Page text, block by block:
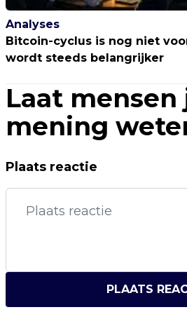
Analyses
Bitcoin-cyclus is nog niet voorbij, maar rente
wordt steeds belangrijker
Laat mensen
mening
Plaats reactie
PLAATS